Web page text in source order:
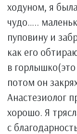
ходуном, я
чудо…..
пуповину и
как его
в
потом он
Анастезиолог
хорошо. Я
с